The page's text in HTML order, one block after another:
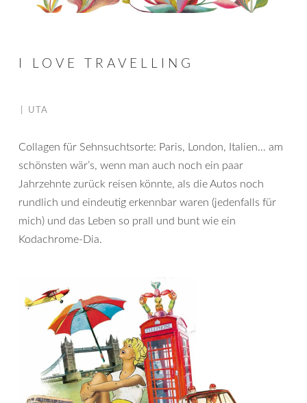
I LOVE TRAVELLING
UTA
Collagen für Sehnsuchtsorte: Paris, London, Italien… am
schönsten wär’s, wenn man auch noch ein paar
Jahrzehnte zurück reisen könnte, als die Autos noch
rundlich und eindeutig erkennbar waren (jedenfalls für
mich) und das Leben so prall und bunt wie ein
Kodachrome-Dia.